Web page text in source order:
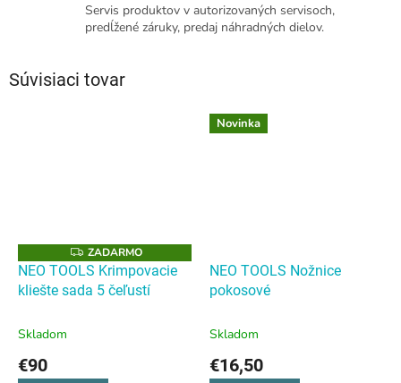
Servis produktov v autorizovaných servisoch,
predĺžené záruky, predaj náhradných dielov.
Súvisiaci tovar
Z
A
D
A
ZADARMO
NEO TOOLS Krimpovacie
kliešte sada 5 čeľustí
Skladom
€90
Novinka
NEO TOOLS Nožnice
pokosové
Skladom
€16,50